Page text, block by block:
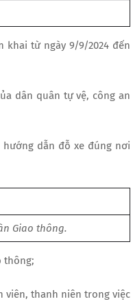
khai từ ngày 9/9/2024 đến
dân quân tự vệ, công an
dẫn đỗ xe đúng nơi
Giao thông.
thông;
viên, thanh niên trong việc